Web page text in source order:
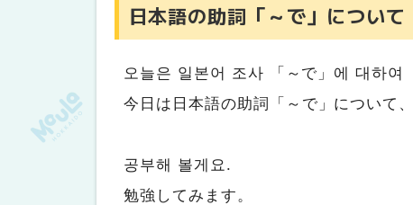
日本語の助詞「～で」について
오늘은 일본어 조사 「～で」에 대하여
今日は日本語の助詞「～で」について、
공부해 볼게요.
勉強してみます。